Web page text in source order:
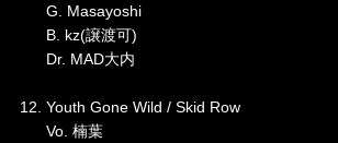
G. Masayoshi
B. kz(譲渡可)
Dr. MAD大内
12. Youth Gone Wild / Skid Row
Vo. 楠葉